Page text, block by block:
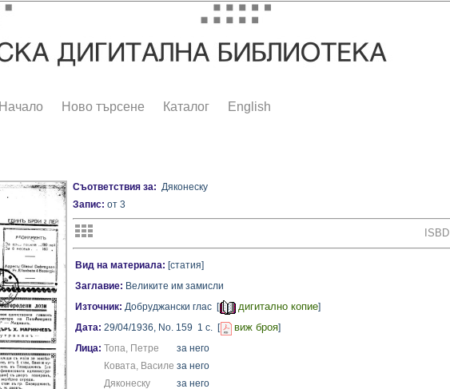
Начало Ново търсене Каталог English
Съответствия за: Дяконеску
Запис: от 3
ISBD
Вид на материала: [статия]
Заглавие: Великите им замисли
Източник: Добруджански глас [ дигитално копие]
Дата: 29/04/1936, No. 159 1 с. [ виж броя]
Лица: Топа, Петре
за него
Ковата, Василе за него
Дяконеску
за него